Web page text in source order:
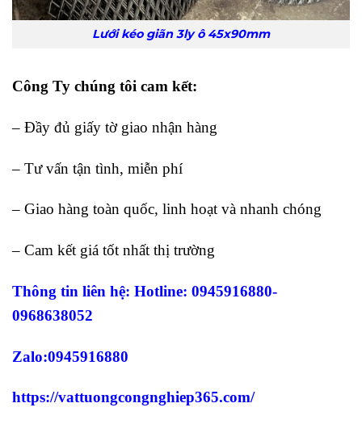
Lưới kéo giãn 3ly ô 45x90mm
Công Ty chúng tôi cam kết:
– Đầy đủ giấy tờ giao nhận hàng
– Tư vấn tận tình, miễn phí
– Giao hàng toàn quốc, linh hoạt và nhanh chóng
– Cam kết giá tốt nhất thị trường
Thông tin liên hệ: Hotline: 0945916880-
0968638052
Zalo:0945916880
https://vattuongcongnghiep365.com/